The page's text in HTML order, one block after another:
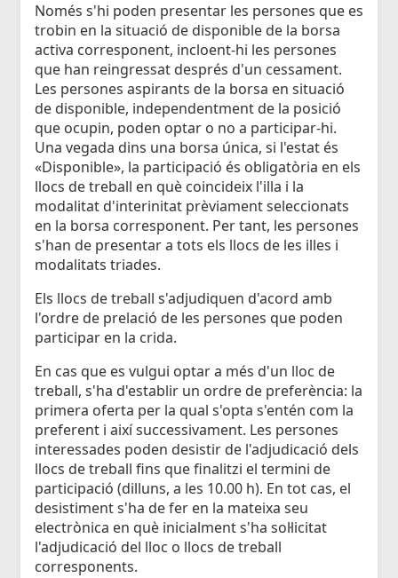
Només s'hi poden presentar les persones que es
trobin en la situació de disponible de la borsa
activa corresponent, incloent-hi les persones
que han reingressat després d'un cessament.
Les persones aspirants de la borsa en situació
de disponible, independentment de la posició
que ocupin, poden optar o no a participar-hi.
Una vegada dins una borsa única, si l'estat és
«Disponible», la participació és obligatòria en els
llocs de treball en què coincideix l'illa i la
modalitat d'interinitat prèviament seleccionats
en la borsa corresponent. Per tant, les persones
s'han de presentar a tots els llocs de les illes i
modalitats triades.
Els llocs de treball s'adjudiquen d'acord amb
l'ordre de prelació de les persones que poden
participar en la crida.
En cas que es vulgui optar a més d'un lloc de
treball, s'ha d'establir un ordre de preferència: la
primera oferta per la qual s'opta s'entén com la
preferent i així successivament. Les persones
interessades poden desistir de l'adjudicació dels
llocs de treball fins que finalitzi el termini de
participació (dilluns, a les 10.00 h). En tot cas, el
desistiment s'ha de fer en la mateixa seu
electrònica en què inicialment s'ha sol·licitat
l'adjudicació del lloc o llocs de treball
corresponents.